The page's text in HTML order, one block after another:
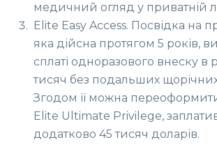
медичний огляд у приватній
Elite Easy Access. Посвідка на
яка дійсна протягом 5 років,
сплаті одноразового внеску в
тисяч без подальших
Згодом її можна
Elite Ultimate Privilege,
додатково 45 тисяч доларів.